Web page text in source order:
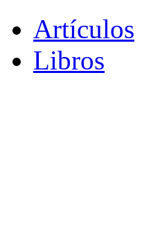
Artículos
Libros